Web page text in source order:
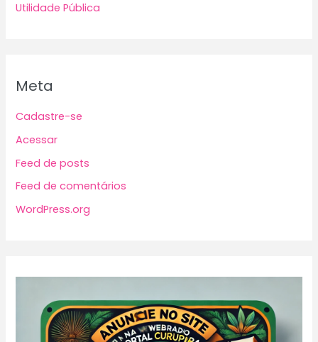
Utilidade Pública
Meta
Cadastre-se
Acessar
Feed de posts
Feed de comentários
WordPress.org